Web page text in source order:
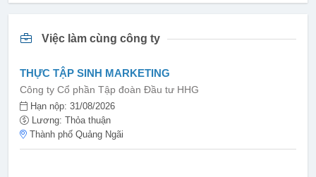
Việc làm cùng công ty
THỰC TẬP SINH MARKETING
Công ty Cổ phần Tập đoàn Đầu tư HHG
Hạn nộp: 31/08/2026
Lương: Thỏa thuận
Thành phố Quảng Ngãi